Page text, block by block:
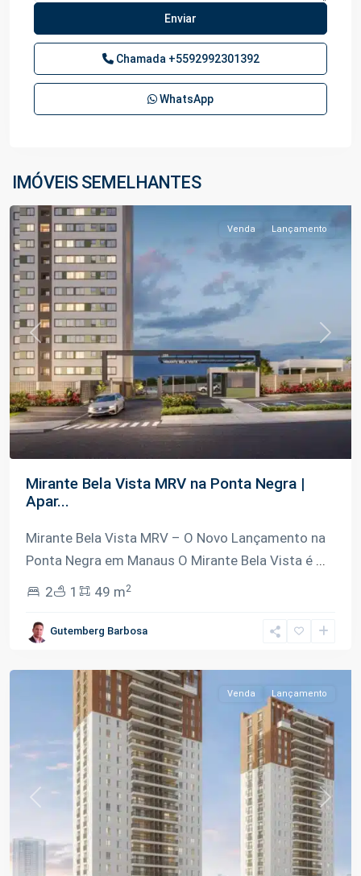
Chamada +5592992301392
WhatsApp
IMÓVEIS SEMELHANTES
Negra
Manaus
Previous Next
Venda Lançamento
Mirante Bela Vista MRV na Ponta Negra |
Apar...
Mirante Bela Vista MRV – O Novo Lançamento na
Ponta Negra em Manaus O Mirante Bela Vista é ...
2
1 49 m2
Gutemberg Barbosa
Negra,
Previous Next
Venda Lançamento